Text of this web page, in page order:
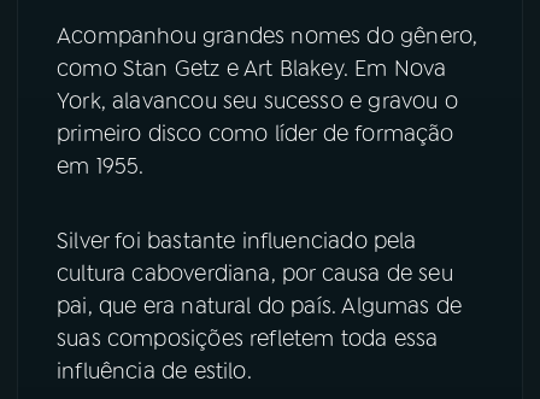
YouTube Facebook
Instagram X
TikTok
Acompanhou grandes nomes do gênero,
como Stan Getz e Art Blakey. Em Nova
York, alavancou seu sucesso e gravou o
primeiro disco como líder de formação
em 1955.
Silver foi bastante influenciado pela
cultura caboverdiana, por causa de seu
pai, que era natural do país. Algumas de
suas composições refletem toda essa
influência de estilo.